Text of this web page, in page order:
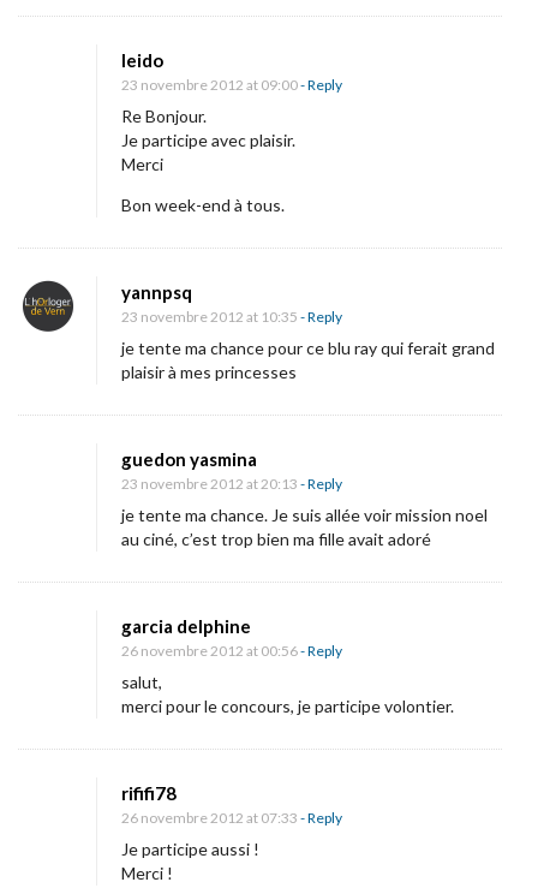
o
r
«
s
s
i
:
N
o
l
–
L
e
s
a
v
e
n
t
leido
23 novembre 2012 at 09:00- Reply
Re Bonjour.
Je participe avec plaisir.
Merci
Bon week-end à tous.
yannpsq
23 novembre 2012 at 10:35 - Reply
je tente ma chance pour ce blu ray qui ferait grand
plaisir à mes princesses
guedon yasmina
23 novembre 2012 at 20:13 - Reply
je tente ma chance. Je suis allée voir mission noel
au ciné, c’est trop bien ma fille avait adoré
garcia delphine
26 novembre 2012 at 00:56- Reply
salut,
merci pour le concours, je participe volontier.
rififi78
26 novembre 2012 at 07:33 - Reply
Je participe aussi !
Merci !